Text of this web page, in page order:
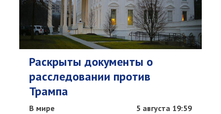
Раскрыты документы о
расследовании против
Трампа
В мире 5 августа 19:59